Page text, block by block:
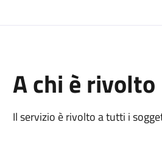
A chi è rivolto
Il servizio è rivolto a tutti i